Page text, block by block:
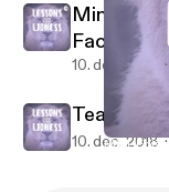
Mini-
Mini-
Factory
10. dec. 2018
Teaser
10. dec. 2018